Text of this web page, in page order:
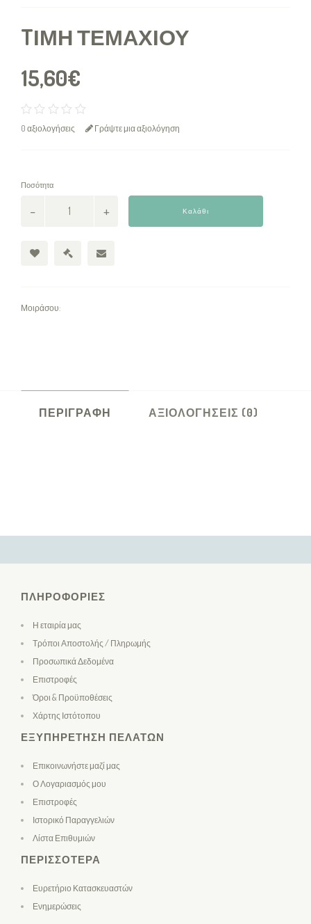
TΙΜΉ ΤΕΜΑΧΊΟΥ
15,60€
0 αξιολογήσεις Γράψτε μια αξιολόγηση
Ποσότητα
Καλάθι
Μοιράσου:
ΠΕΡΙΓΡΑΦΉ ΑΞΙΟΛΟΓΉΣΕΙΣ (0)
ΠΛΗΡΟΦΟΡΊΕΣ
Η εταιρία μας
Τρόποι Αποστολής / Πληρωμής
Προσωπικά Δεδομένα
Επιστροφές
Όροι & Προϋποθέσεις
Χάρτης Ιστότοπου
ΕΞΥΠΗΡΈΤΗΣΗ ΠΕΛΑΤΏΝ
Επικοινωνήστε μαζί μας
Ο Λογαριασμός μου
Επιστροφές
Ιστορικό Παραγγελιών
Λίστα Επιθυμιών
ΠΕΡΙΣΣΌΤΕΡΑ
Ευρετήριο Κατασκευαστών
Ενημερώσεις